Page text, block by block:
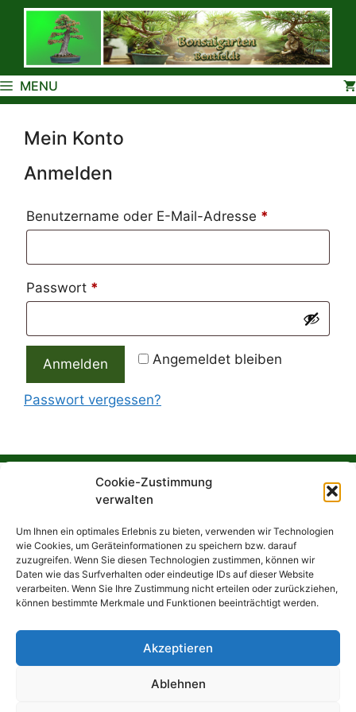
Cookie-Zustimmung
verwalten
Um Ihnen ein optimales Erlebnis zu bieten, verwenden wir Technologien
wie Cookies, um Geräteinformationen zu speichern bzw. darauf
zuzugreifen. Wenn Sie diesen Technologien zustimmen, können wir
Daten wie das Surfverhalten oder eindeutige IDs auf dieser Website
verarbeiten. Wenn Sie Ihre Zustimmung nicht erteilen oder zurückziehen,
können bestimmte Merkmale und Funktionen beeinträchtigt werden.
Akzeptieren
Ablehnen
Zum
springen
MENU
Mein Konto
Anmelden
Benutzername oder E-Mail-Adresse *
Passwort *
Angemeldet bleiben
Anmelden
Passwort vergessen?
Frank Bentfeldt ist Anfang September
Betrieb einstellen. Für einen Abverkauf, werden
wir hier weitere Termine veröffentlichen
Suchen